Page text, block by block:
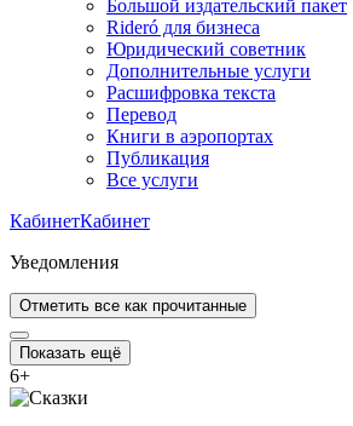
Большой издательский пакет
Rideró для бизнеса
Юридический советник
Дополнительные услуги
Расшифровка текста
Перевод
Книги в аэропортах
Публикация
Все услуги
КабинетКабинет
Уведомления
Отметить все как прочитанные
Показать ещё
6+